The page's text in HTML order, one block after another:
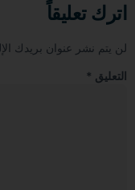
اترك تعليقاً
لن يتم نشر عنوان بريدك
التعليق *